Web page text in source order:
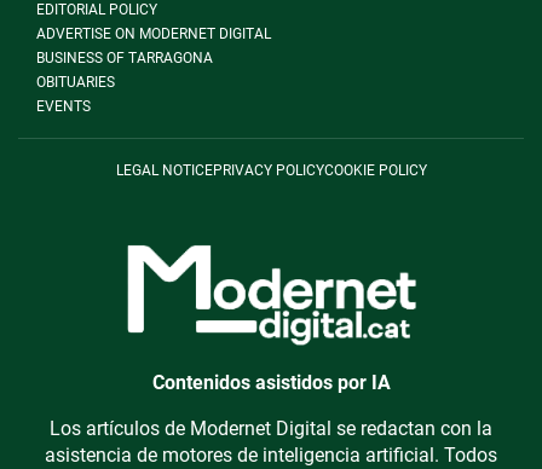
EDITORIAL POLICY
ADVERTISE ON MODERNET DIGITAL
BUSINESS OF TARRAGONA
OBITUARIES
EVENTS
LEGAL NOTICEPRIVACY POLICYCOOKIE POLICY
Contenidos asistidos por IA
Los artículos de Modernet Digital se redactan con la
asistencia de motores de inteligencia artificial. Todos